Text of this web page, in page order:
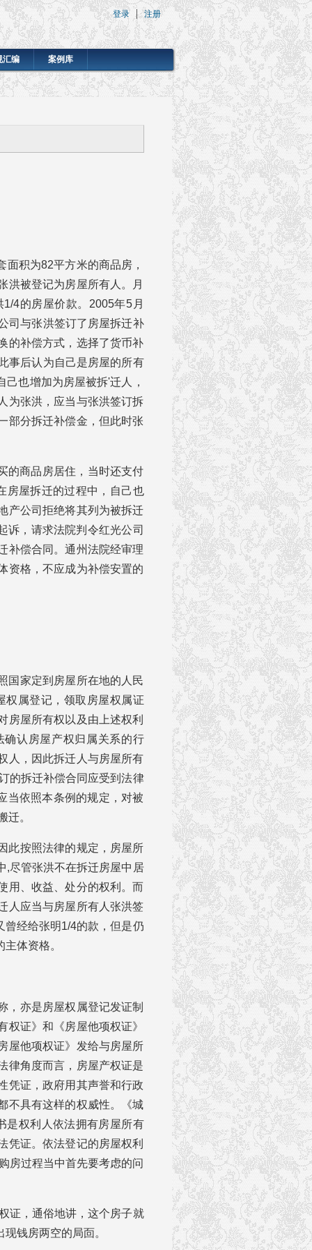
登录 注册
汇编 案例库
积为82平方米的商品房，
洪被登记为房屋所有人。月
4的房屋价款。2005年5月
司与张洪签订了房屋拆迁补
的补偿方式，选择了货币补
事后认为自己是房屋的所有
也增加为房屋被拆'迁人，
为张洪，应当与张洪签订拆
部分拆迁补偿金，但此时张
的商品房居住，当时还支付
房屋拆迁的过程中，自己也
产公司拒绝将其列为被拆迁
诉，请求法院判令红光公司
补偿合同。通州法院经审理
资格，不应成为补偿安置的
国家定到房屋所在地的人民
权属登记，领取房屋权属证
房屋所有权以及由上述权利
认房屋产权归属关系的行
人，因此拆迁人与房屋所有
的拆迁补偿合同应受到法律
当依照本条例的规定，对被
迁。
此按照法律的规定，房屋所
,尽管张洪不在拆迁房屋中居
用、收益、处分的权利。而
人应当与房屋所有人张洪签
曾经给张明1/4的款，但是仍
体资格。
，亦是房屋权属登记发证制
证》和《房屋他项权证》
屋他项权证》发给与房屋所
律角度而言，房屋产权证是
凭证，政府用其声誉和行政
不具有这样的权威性。《城
是权利人依法拥有房屋所有
凭证。依法登记的房屋权利
房过程当中首先要考虑的问
证，通俗地讲，这个房子就
钱房两空的局靣。